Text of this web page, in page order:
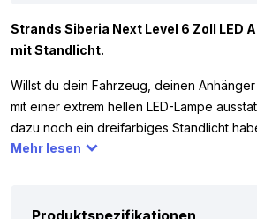
Strands Siberia Next Level 6 Zoll LED
mit Standlicht.
Willst du dein Fahrzeug, deinen
mit einer extrem hellen LED-Lampe
dazu noch ein dreifarbiges Standlicht
Strands Siberia Next Level 6 Zoll LED
Die kleine LED bar mit Standlicht arbeitet
Mehr lesen